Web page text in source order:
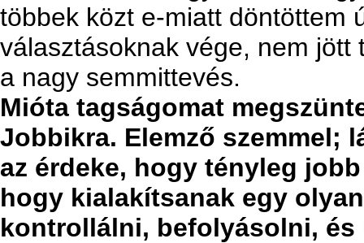
többek közt e-miatt döntöttem
választásoknak vége, nem
a nagy semmittevés.
Mióta tagságomat
Jobbikra. Elemző szemmel;
az érdeke, hogy tényleg
hogy kialakítsanak egy
kontrollálni, befolyásolni,